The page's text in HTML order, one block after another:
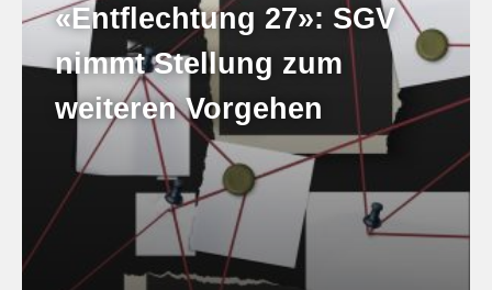
«Entflechtung 27»: SGV
nimmt Stellung zum
weiteren Vorgehen